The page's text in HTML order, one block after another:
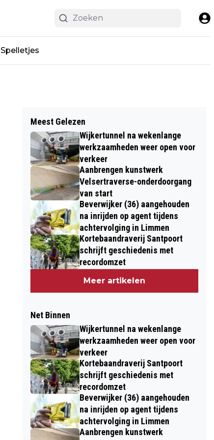
Spelletjes
Meest Gelezen
Wijkertunnel na wekenlange
werkzaamheden weer open voor
verkeer
Aanbrengen kunstwerk
Velsertraverse-onderdoorgang
van start
Beverwijker (36) aangehouden
na inrijden op agent tijdens
achtervolging in Limmen
Kortebaandraverij Santpoort
schrijft geschiedenis met
recordomzet
Meer artikelen
Net Binnen
Wijkertunnel na wekenlange
werkzaamheden weer open voor
verkeer
Kortebaandraverij Santpoort
schrijft geschiedenis met
recordomzet
Beverwijker (36) aangehouden
na inrijden op agent tijdens
achtervolging in Limmen
Aanbrengen kunstwerk